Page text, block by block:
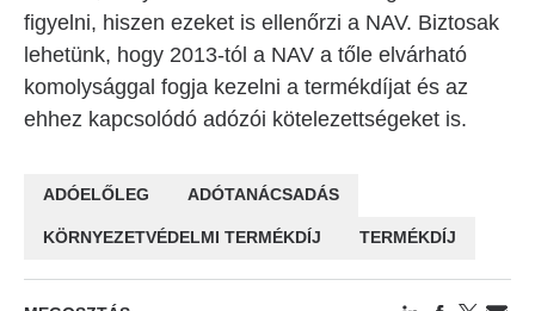
figyelni, hiszen ezeket is ellenőrzi a NAV. Biztosak
lehetünk, hogy 2013-tól a NAV a tőle elvárható
komolysággal fogja kezelni a termékdíjat és az
ehhez kapcsolódó adózói kötelezettségeket is.
ADÓELŐLEG ADÓTANÁCSADÁS
KÖRNYEZETVÉDELMI TERMÉKDÍJ TERMÉKDÍJ